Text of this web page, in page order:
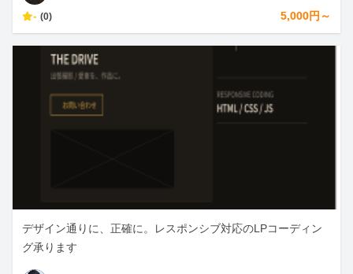
- (0) 5,000円～
デザイン通りに、正確に。レスポンシブ対応のLPコーディン
グ承ります